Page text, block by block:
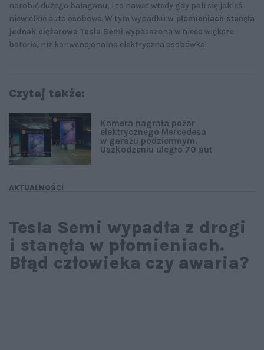
narobić dużego bałaganu, i to nawet wtedy gdy pali się jakieś
niewielkie auto osobowe. W tym wypadku w płomieniach stanęła
jednak ciężarowa Tesla Semi wyposażona w nieco większe
baterie, niż konwencjonalna elektryczna osobówka.
Czytaj także:
AKTUALNOŚCI
Kamera nagrała pożar
elektrycznego Mercedesa
w garażu podziemnym.
Uszkodzeniu uległo 70 aut
Tesla Semi wypadła z drogi
i stanęła w płomieniach.
Błąd człowieka czy awaria?